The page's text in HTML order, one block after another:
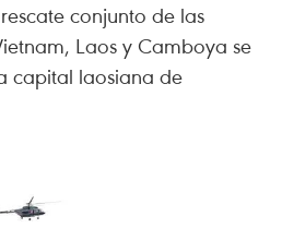
conjunto de las
Laos y Camboya se
capital laosiana de